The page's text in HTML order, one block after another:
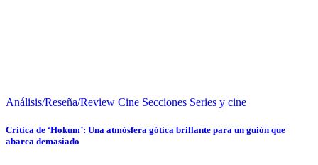
Análisis/Reseña/Review Cine Secciones Series y cine
Crítica de ‘Hokum’: Una atmósfera gótica brillante para un guión que
abarca demasiado